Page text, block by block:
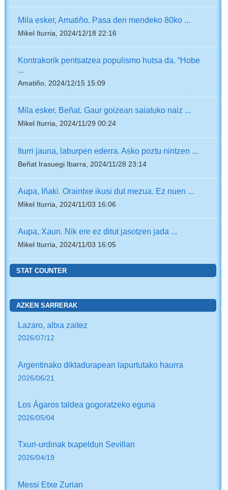
Mila esker, Amatiño. Pasa den mendeko 80ko ...
Mikel Iturria, 2024/12/18 22:16
Kontrakorik pentsatzea populismo hutsa da. “Hobe
...
Amatiño, 2024/12/15 15:09
Mila esker, Beñat. Gaur goizean saiatuko naiz ...
Mikel Iturria, 2024/11/29 00:24
Iturri jauna, laburpen ederra. Asko poztu nintzen ...
Beñat Irasuegi Ibarra, 2024/11/28 23:14
Aupa, Iñaki. Oraintxe ikusi dut mezua. Ez nuen ...
Mikel Iturria, 2024/11/03 16:06
Aupa, Xaun. Nik ere ez ditut jasotzen jada ...
Mikel Iturria, 2024/11/03 16:05
STAT COUNTER
AZKEN SARRERAK
Lazaro, altxa zaitez
2026/07/12
Argentinako diktadurapean lapurtutako haurra
2026/06/21
Los Ágaros taldea gogoratzeko eguna
2026/05/04
Txuri-urdinak txapeldun Sevillan
2026/04/19
Messi Etxe Zurian